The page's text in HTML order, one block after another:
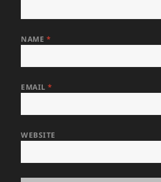
NAME *
EMAIL*
WEBSITE